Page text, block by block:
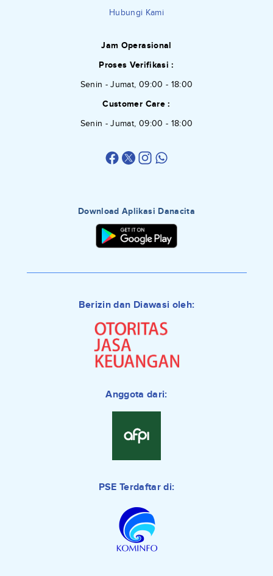
Hubungi Kami
Jam Operasional
Proses Verifikasi :
Senin - Jumat, 09:00 - 18:00
Customer Care :
Senin - Jumat, 09:00 - 18:00
Download Aplikasi Danacita
Berizin dan Diawasi oleh:
Anggota dari:
PSE Terdaftar di: